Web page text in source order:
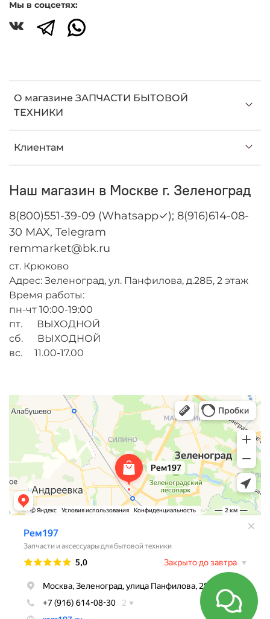
О магазине ЗАПЧАСТИ БЫТОВОЙ
ТЕХНИКИ
Клиентам
Мы в соцсетях:
Наш магазин в Москве г. Зеленоград
8(800)551-39-09 (Whatsapp✓); 8(916)614-08-
30 MAX, Telegram
remmarket@bk.ru
ст. Крюково
Адрес: Зеленоград, ул. Панфилова, д.28Б, 2 этаж
Время работы:
пн-чт 10:00-19:00
пт. ВЫХОДНОЙ
сб. ВЫХОДНОЙ
вс. 11.00-17.00